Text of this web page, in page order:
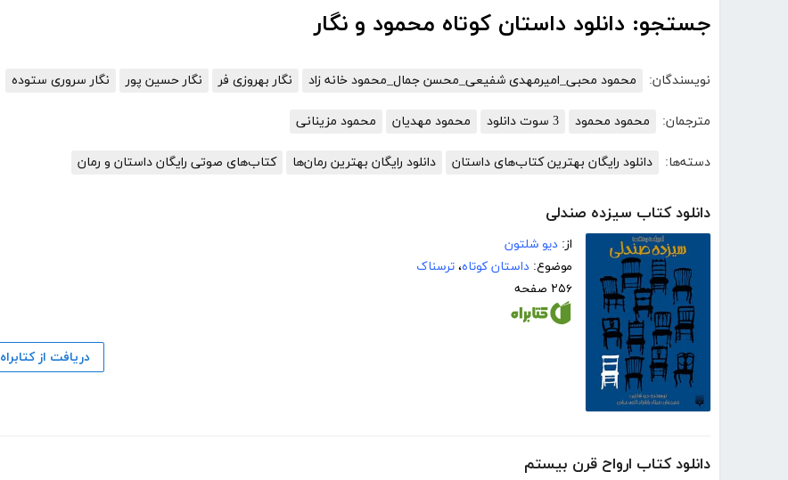
جستجو: دانلود داستان کوتاه محمود و نگار
نویسندگان: محمود محبی_امیرمهدی شفیعی_محسن جمال_محمود خانه زاد نگار بهروزی فر نگار حسین پور نگار سروری ستوده
مترجمان: محمود محمود 3 سوت دانلود محمود مهدیان محمود مزینانی
دسته‌ها: دانلود رایگان بهترین کتاب‌های داستان دانلود رایگان بهترین رمان‌ها کتاب‌های صوتی رایگان داستان و رمان
دانلود کتاب سیزده صندلی
از: دیو شلتون
موضوع: داستان کوتاه، ترسناک
۲۵۶ صفحه
دریافت از کتابراه
دانلود کتاب ارواح قرن بیستم